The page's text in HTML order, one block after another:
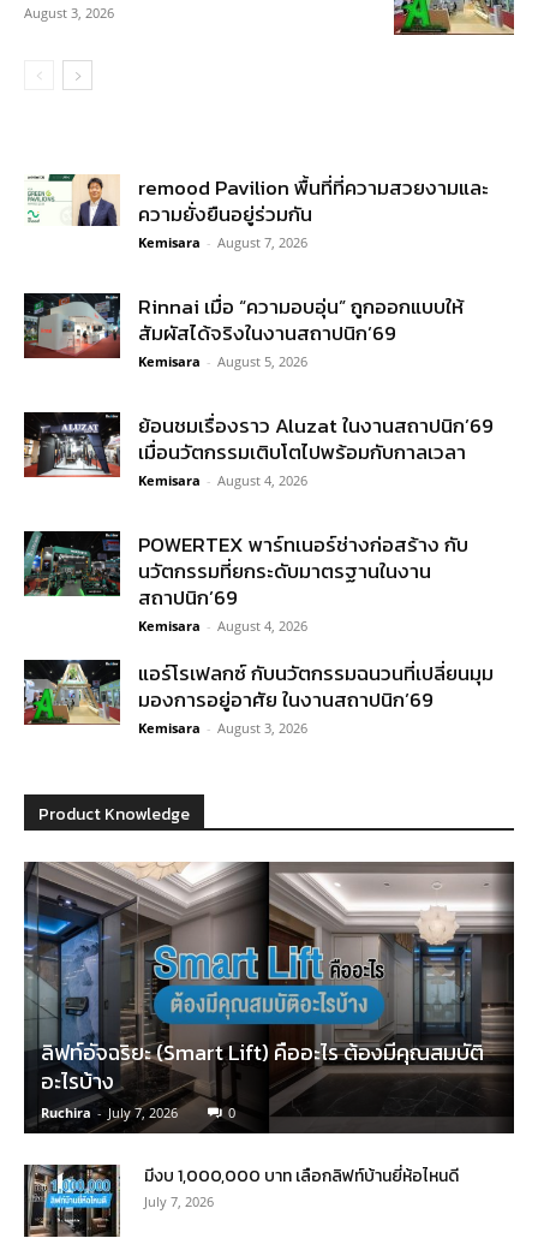
August 3, 2026
remood Pavilion พื้นที่ที่ความสวยงามและ
ความยั่งยืนอยู่ร่วมกัน
Kemisara - August 7, 2026
Rinnai เมื่อ “ความอบอุ่น” ถูกออกแบบให้
สัมผัสได้จริงในงานสถาปนิก’69
Kemisara - August 5, 2026
ย้อนชมเรื่องราว Aluzat ในงานสถาปนิก’69
เมื่อนวัตกรรมเติบโตไปพร้อมกับกาลเวลา
Kemisara - August 4, 2026
POWERTEX พาร์ทเนอร์ช่างก่อสร้าง กับ
นวัตกรรมที่ยกระดับมาตรฐานในงาน
สถาปนิก’69
Kemisara - August 4, 2026
แอร์โรเฟลกซ์ กับนวัตกรรมฉนวนที่เปลี่ยนมุม
มองการอยู่อาศัย ในงานสถาปนิก’69
Kemisara - August 3, 2026
Product Knowledge
ลิฟท์อัจฉริยะ (Smart Lift) คืออะไร ต้องมีคุณสมบัติ
อะไรบ้าง
Ruchira - July 7, 2026 0
มีงบ 1,000,000 บาท เลือกลิฟท์บ้านยี่ห้อไหนดี
July 7, 2026